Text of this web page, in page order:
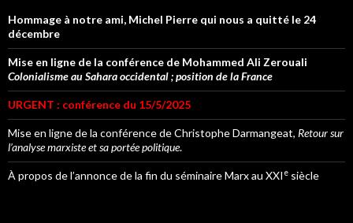
Hommage à notre ami, Michel Pierre qui nous a quitté le 24
décembre
Mise en ligne de la conférence de Mohammed Ali Zerouali
Colonialisme au Sahara occidental ; position de la France
URGENT : conférence du 15/5/2025
Mise en ligne de la conférence de Christophe Darmangeat, Retour sur
l’analyse marxiste et sa portée politique.
À propos de l’annonce de la fin du séminaire Marx au XXI e siècle